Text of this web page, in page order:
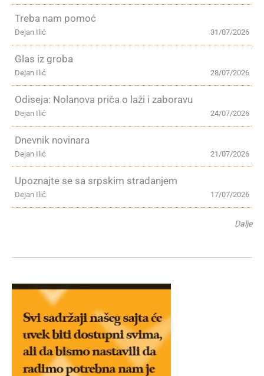
Treba nam pomoć
31/07/2026
Dejan Ilić
Glas iz groba
28/07/2026
Dejan Ilić
Odiseja: Nolanova priča o laži i zaboravu
24/07/2026
Dejan Ilić
Dnevnik novinara
21/07/2026
Dejan Ilić
Upoznajte se sa srpskim stradanjem
17/07/2026
Dejan Ilić
Dalje